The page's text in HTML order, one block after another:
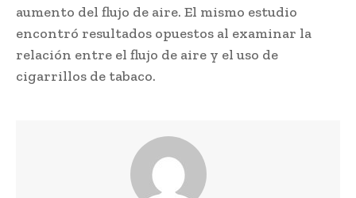
aumento del flujo de aire. El mismo estudio
encontró resultados opuestos al examinar la
relación entre el flujo de aire y el uso de
cigarrillos de tabaco.